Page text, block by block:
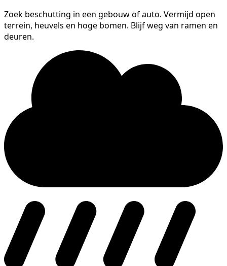
Zoek beschutting in een gebouw of auto. Vermijd open
terrein, heuvels en hoge bomen. Blijf weg van ramen en
deuren.